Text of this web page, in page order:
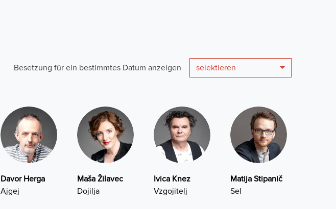
Besetzung für ein bestimmtes Datum anzeigen selektieren
Davor Herga
Ajgej
Maša Žilavec
Dojilja
Ivica Knez
Vzgojitelj
Matija Stipanič
Sel